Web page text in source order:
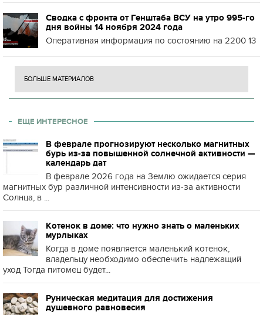
Сводка с фронта от Генштаба ВСУ на утро 995-го
дня войны 14 ноября 2024 года
Оперативная информация по состоянию на 2200 13
БОЛЬШЕ МАТЕРИАЛОВ
ЕЩЕ ИНТЕРЕСНОЕ
В феврале прогнозируют несколько магнитных
бурь из-за повышенной солнечной активности —
календарь дат
В феврале 2026 года на Землю ожидается серия
магнитных бур различной интенсивности из-за активности
Солнца, в ...
Котенок в доме: что нужно знать о маленьких
мурлыках
Когда в доме появляется маленький котенок,
владельцу необходимо обеспечить надлежащий
уход Тогда питомец будет...
Руническая медитация для достижения
душевного равновесия